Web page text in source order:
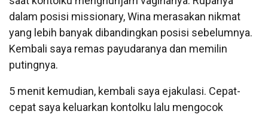
dalam posisi missionary, Wina merasakan nikmat
yang lebih banyak dibandingkan posisi sebelumnya.
Kembali saya remas payudaranya dan memilin
putingnya.
5 menit kemudian, kembali saya ejakulasi. Cepat-
cepat saya keluarkan kontolku lalu mengocok